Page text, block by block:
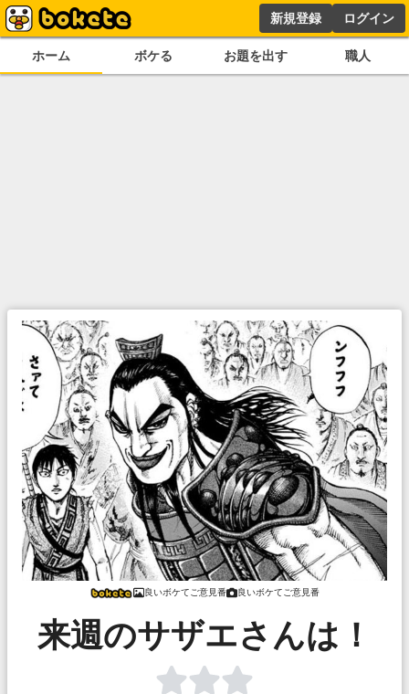
新規登録 ログイン
ホーム ボケる お題を出す 職人
良いボケてご意見番 良いボケてご意見番
来週のサザエさんは！